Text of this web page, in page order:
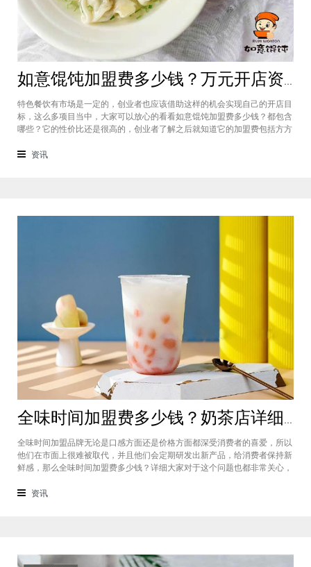
如意馄饨加盟费多少钱？万元开店资金压力基本上不会出现在经营中
特色餐饮有市场是一定的，创业者也应该借助这样的机会实现自己的开店目
标，这么多项目当中，大家可以放心的看看如意馄饨加盟费多少钱？都包含
哪些？它的性价比还是很高的，创业者了解之后就知道它的加盟费包括方方
的。加盟费用创业者想要了解一下如意馄饨加盟费多少钱？是不是值得加
资讯
全味时间加盟费多少钱？奶茶店详细费用分析就在这！
全味时间加盟品牌无论是口感方面还是价格方面都深受消费者的喜爱，所以
他们在市面上很难被取代，并且他们会定期研发出新产品，给消费者保持新
鲜感，那么全味时间加盟费多少钱？详细大家对于这个问题也都非常关心，
店，在这里就不说名字了。虽然开头说得很好，公司也确实提供了设备和产
资讯